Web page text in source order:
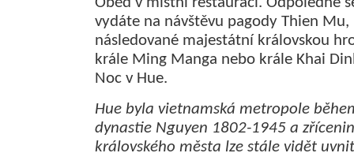
vydáte na návštěvu pagody Thien Mu,
následované majestátní královskou
krále Ming Manga nebo krále Khai
Noc v Hue.
Hue byla vietnamská metropole
dynastie Nguyen 1802-1945 a
královského města lze stále vidět